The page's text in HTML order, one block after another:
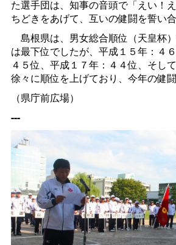
た選手団は、知事の音頭で「えい！
ちどきをあげて、互いの健闘を誓い合
島根県は、男女総合順位（天皇杯
は最下位でしたが、平成１５年：４
４５位、平成１７年：４４位、そし
徐々に順位を上げており、今年の健
（県庁前広場）
---